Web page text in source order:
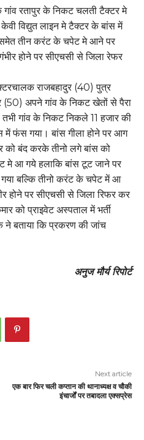
गांव रतापुर के निकट चलती टैक्टर मे
विद्युत लाइन मे टैक्टर के बांस में
तीन करंट के चपेट मे आने पर
होने पर सीएचसी से जिला रेफर
राजबहादुर (40) पुत्र
(50) अपने गांव के निकट खेतों से पैरा
गांव के निकट निकले 11 हजार की
में फंस गया। बांस गीला होने पर आग
बंद करके तीनो लगे बांस को
मे आ गये हलाकि बांस टूट जाने पर
बल्कि तीनो करंट के चपेट में आ
होने पर सीएचसी से जिला रिफर कर
को प्राइवेट अस्पताल में भर्ती
ने बताया कि प्रकरण की जांच
अनुज मौर्य रिपोर्ट
Next article
एक बार फिर चली कप्तान की थानाध्यक्ष व चौकी
इंचार्जों पर तबादला एक्सप्रेस